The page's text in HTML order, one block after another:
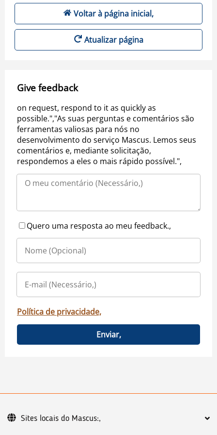
Voltar à página inicial,
Atualizar página
Give feedback
on request, respond to it as quickly as
possible.","As suas perguntas e comentários são
ferramentas valiosas para nós no
desenvolvimento do serviço Mascus. Lemos seus
comentários e, mediante solicitação,
respondemos a eles o mais rápido possível.",
Quero uma resposta ao meu feedback.,
Política de privacidade,
Enviar,
Sites locais do Mascus:,